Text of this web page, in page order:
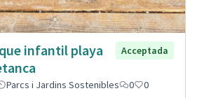
infantil playa
Acceptada
Parcs i Jardins Sostenibles 0 0